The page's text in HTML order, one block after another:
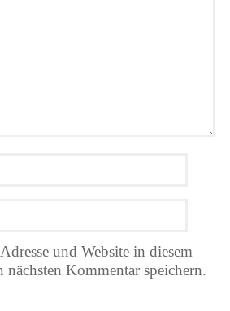
und Website in diesem
Kommentar speichern.